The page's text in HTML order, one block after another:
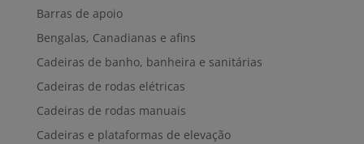
Barras de apoio
Bengalas, Canadianas e afins
Cadeiras de banho, banheira e sanitárias
Cadeiras de rodas elétricas
Cadeiras de rodas manuais
Cadeiras e plataformas de elevação